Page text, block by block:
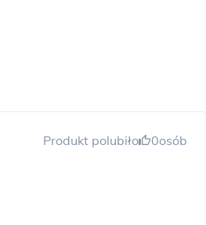
Produkt polubiło 0osób